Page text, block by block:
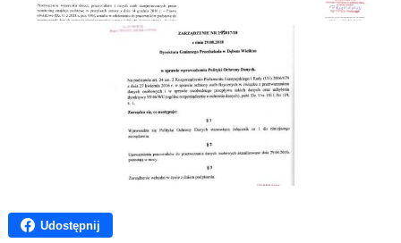
Udostępnij